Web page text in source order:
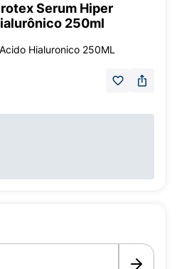
Serum Hiper
250ml
Hialuronico 250ML